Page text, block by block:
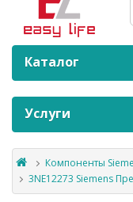
Каталог
Услуги
Компоненты
3NE12273 Siemens